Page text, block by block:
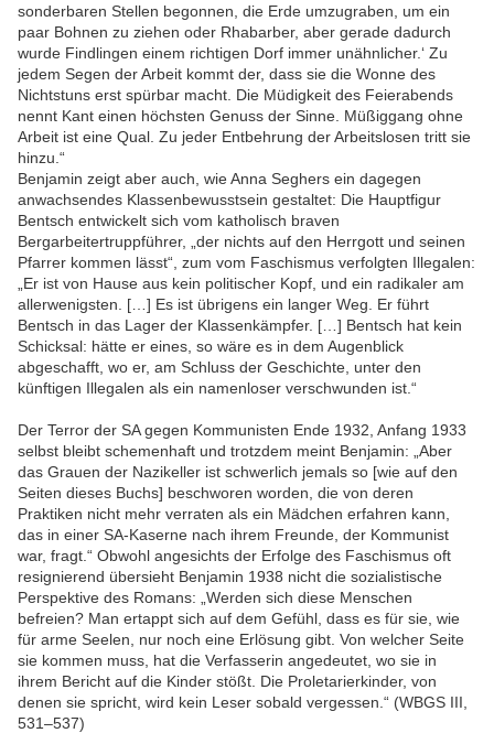
sonderbaren Stellen begonnen, die Erde umzugraben, um ein
paar Bohnen zu ziehen oder Rhabarber, aber gerade dadurch
wurde Findlingen einem richtigen Dorf immer unähnlicher.‘ Zu
jedem Segen der Arbeit kommt der, dass sie die Wonne des
Nichtstuns erst spürbar macht. Die Müdigkeit des Feierabends
nennt Kant einen höchsten Genuss der Sinne. Müßiggang ohne
Arbeit ist eine Qual. Zu jeder Entbehrung der Arbeitslosen tritt sie
hinzu.“
Benjamin zeigt aber auch, wie Anna Seghers ein dagegen
anwachsendes Klassenbewusstsein gestaltet: Die Hauptfigur
Bentsch entwickelt sich vom katholisch braven
Bergarbeitertruppführer, „der nichts auf den Herrgott und seinen
Pfarrer kommen lässt“, zum vom Faschismus verfolgten Illegalen:
„Er ist von Hause aus kein politischer Kopf, und ein radikaler am
allerwenigsten. […] Es ist übrigens ein langer Weg. Er führt
Bentsch in das Lager der Klassenkämpfer. […] Bentsch hat kein
Schicksal: hätte er eines, so wäre es in dem Augenblick
abgeschafft, wo er, am Schluss der Geschichte, unter den
künftigen Illegalen als ein namenloser verschwunden ist.“
Der Terror der SA gegen Kommunisten Ende 1932, Anfang 1933
selbst bleibt schemenhaft und trotzdem meint Benjamin: „Aber
das Grauen der Nazikeller ist schwerlich jemals so [wie auf den
Seiten dieses Buchs] beschworen worden, die von deren
Praktiken nicht mehr verraten als ein Mädchen erfahren kann,
das in einer SA-Kaserne nach ihrem Freunde, der Kommunist
war, fragt.“ Obwohl angesichts der Erfolge des Faschismus oft
resignierend übersieht Benjamin 1938 nicht die sozialistische
Perspektive des Romans: „Werden sich diese Menschen
befreien? Man ertappt sich auf dem Gefühl, dass es für sie, wie
für arme Seelen, nur noch eine Erlösung gibt. Von welcher Seite
sie kommen muss, hat die Verfasserin angedeutet, wo sie in
ihrem Bericht auf die Kinder stößt. Die Proletarierkinder, von
denen sie spricht, wird kein Leser sobald vergessen.“ (WBGS III,
531–537)